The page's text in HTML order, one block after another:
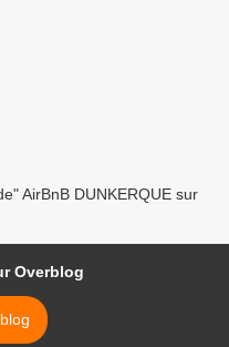
AirBnB DUNKERQUE sur
Overblog